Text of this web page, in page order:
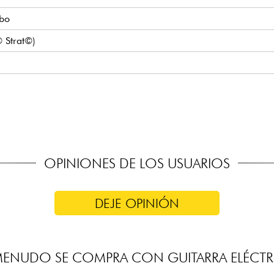
Strat©)
High-Output Humbucking
/ vibrato tradicional
aceite
OPINIONES DE LOS USUARIOS
DEJE OPINIÓN
SE COMPRA CON GUITARRA